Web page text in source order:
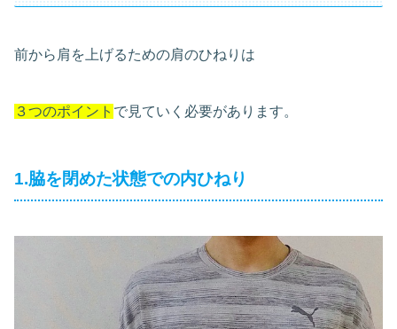
前から肩を上げるための肩のひねりは
３つのポイント で見ていく必要があります。
1.脇を閉めた状態での内ひねり